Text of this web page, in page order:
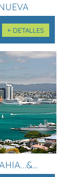
+ DETALLES